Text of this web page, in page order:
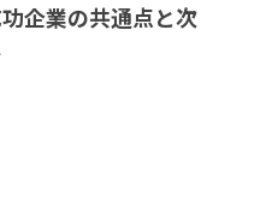
企業の共通点と次